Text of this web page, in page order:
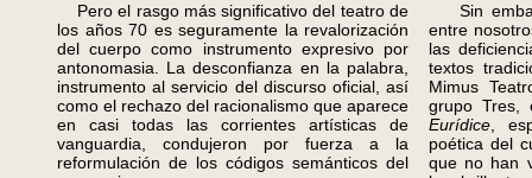
Pero el rasgo más significativo del teatro de
los años 70 es seguramente la revalorización
del cuerpo como instrumento expresivo por
antonomasia. La desconfianza en la palabra,
instrumento al servicio del discurso oficial, así
como el rechazo del racionalismo que aparece
en casi todas las corrientes artísticas de
vanguardia, condujeron por fuerza a la
reformulación de los códigos semánticos del
Sin
entre
las
textos
Mimus
grupo Tres,
Eurídice ,
poética del
que no han